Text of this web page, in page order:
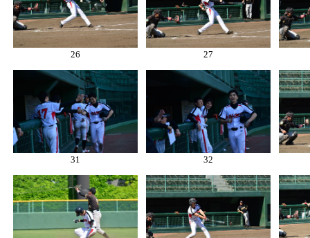
26 27
31 32